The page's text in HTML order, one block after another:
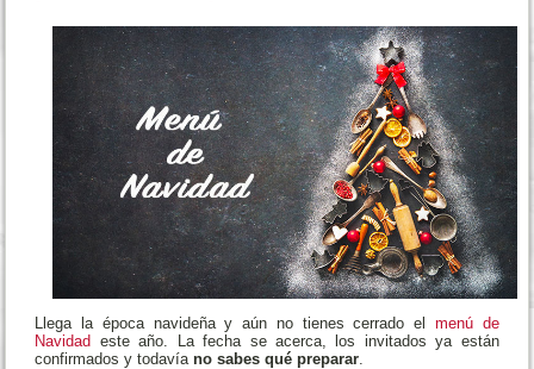
Llega la época navideña y aún no tienes cerrado el menú de
Navidad este año. La fecha se acerca, los invitados ya están
confirmados y todavíano sabes qué preparar